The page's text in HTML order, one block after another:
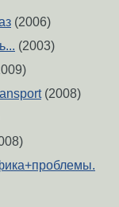
(2006)
(2003)
(2008)